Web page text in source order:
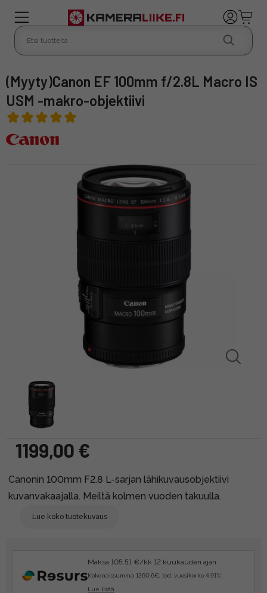
(myyty)Canon EF 100mm f/2.8L Macro IS
USM -makro-objektiivi
1199,00 €
Canonin 100mm F2.8 L-sarjan lähikuvausobjektiivi
kuvanvakaajalla. Meiltä kolmen vuoden takuulla.
Lue koko tuotekuvaus
Maksa 105.51 €/kk 12 kuukauden ajan.
Kokonaissumma 1260.6€, tod. vuosikorko 4.91%.
Lue lisää